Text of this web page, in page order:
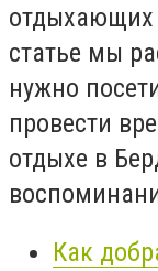
отдыхающих
статье мы
нужно
провести
отдыхе в
Как